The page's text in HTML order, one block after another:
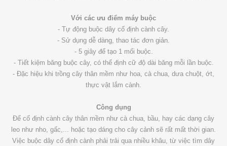
Với các ưu điểm máy buộc
- Tự động buộc dây cố định cành cây.
- Sử dụng dễ dàng, thao tác đơn giản.
- 5 giây để tạo 1 mối buộc.
- Tiết kiệm băng buộc cây, có thể định cữ độ dài băng mỗi lần buộc.
- Đặc hiệu khi trồng cây thân mềm như hoa, cà chua, dưa chuột, ớt,
thực vật lắm cành.
Công dụng
Để cố định cành cây thân mềm như cà chua, bầu, hay các dạng cây
leo như nho, gấc,... hoặc tạo dáng cho cây cảnh sẽ rất mất thời gian.
Việc buộc dây cố định cành phải trải qua nhiều khâu, từ việc tìm dây